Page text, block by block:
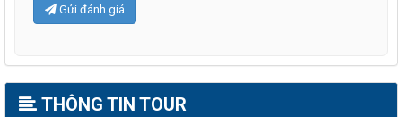
Gửi đánh giá
THÔNG TIN TOUR